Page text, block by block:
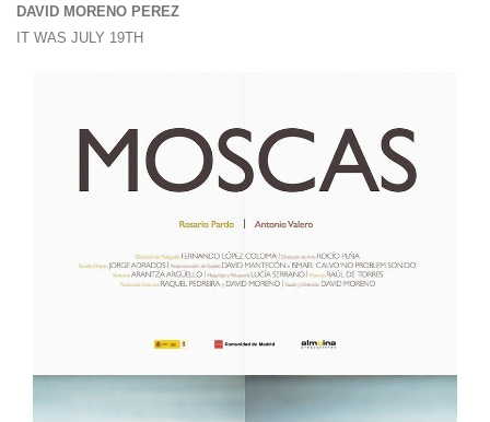
DAVID MORENO PEREZ
IT WAS JULY 19TH